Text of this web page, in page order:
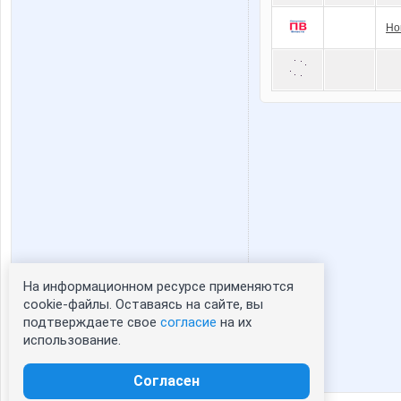
Статистика портрета:
сейчас просматривают портрет - 0
зарегистрированные пользователи
На информационном ресурсе применяются
cookie-файлы. Оставаясь на сайте, вы
подтверждаете свое согласие на их
использование.
Согласен